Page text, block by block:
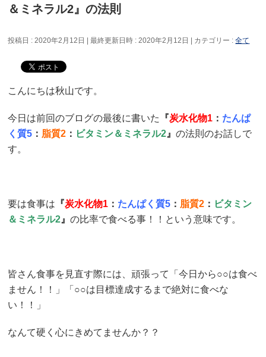
＆ミネラル2』の法則
投稿日 : 2020年2月12日 最終更新日時 : 2020年2月12日 カテゴリー :全て
こんにちは秋山です。
今日は前回のブログの最後に書いた 『炭水化物1 ： たんぱ
く質5 ： 脂質2 ： ビタミン＆ミネラル2 』の法則のお話しで
す。
要は食事は 『炭水化物1 ： たんぱく質5 ： 脂質2 ： ビタミン
＆ミネラル2 』の比率で食べる事！！という意味です。
皆さん食事を見直す際には、頑張って「今日から○○は食べ
ません！！」「○○は目標達成するまで絶対に食べな
い！！」
なんて硬く心にきめてませんか？？